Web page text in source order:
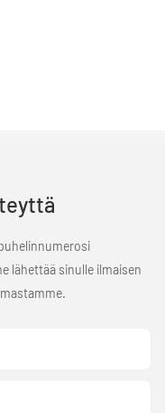
lähettää sinulle ilmaisen